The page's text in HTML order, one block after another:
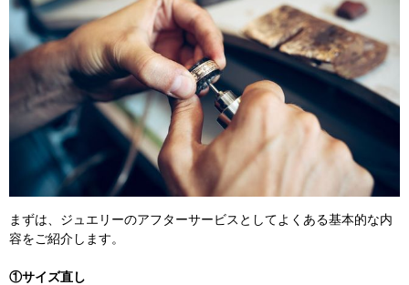
まずは、ジュエリーのアフターサービスとしてよくある基本的な内
容をご紹介します。
①サイズ直し